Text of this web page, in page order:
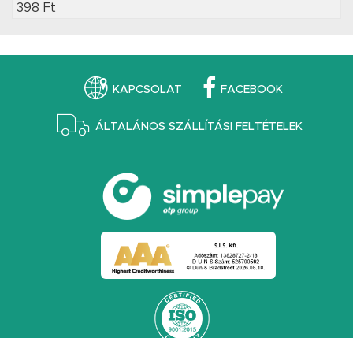
398 Ft
KAPCSOLAT FACEBOOK
ÁLTALÁNOS SZÁLLÍTÁSI FELTÉTELEK